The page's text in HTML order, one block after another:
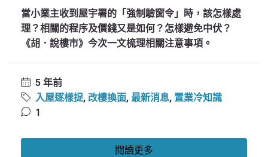
當小業主收到屋宇署的「強制驗窗令」時，該怎樣處
理？相關的程序及價錢又是如何？怎樣避免中伏？
《胡．說樓市》今次一文梳理相關注意事項。
5 年前
入屋逐樣捉, 改樓換面, 最新消息, 置業冷知識
1
閱讀更多